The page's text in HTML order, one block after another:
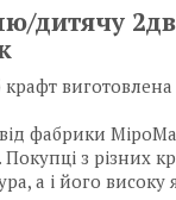
дитячу
фабрики
з різних
а і його високу